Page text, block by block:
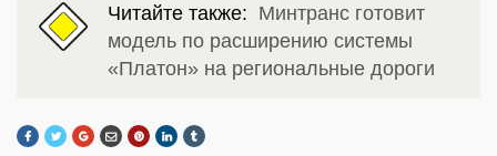
Читайте также: Минтранс готовит
модель по расширению системы
«Платон» на региональные дороги